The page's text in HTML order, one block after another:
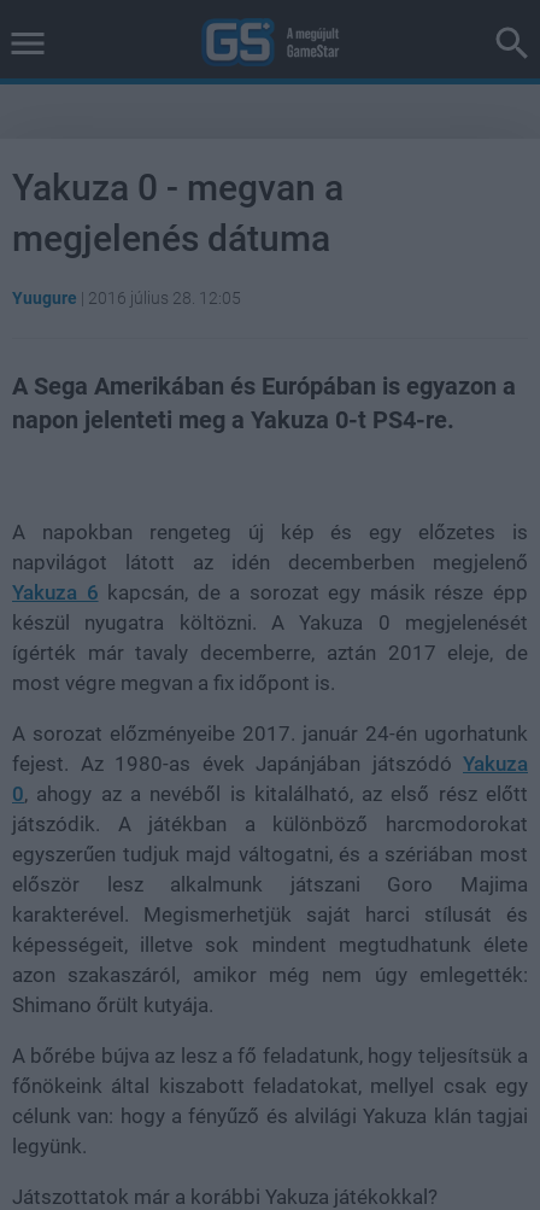
Yakuza 0 - megvan a
megjelenés dátuma
Yuugure | 2016 július 28. 12:05
A Sega Amerikában és Európában is egyazon a
napon jelenteti meg a Yakuza 0-t PS4-re.
A napokban rengeteg új kép és egy előzetes is
napvilágot látott az idén decemberben megjelenő
Yakuza 6 kapcsán, de a sorozat egy másik része épp
készül nyugatra költözni. A Yakuza 0 megjelenését
ígérték már tavaly decemberre, aztán 2017 eleje, de
most végre megvan a fix időpont is.
A sorozat előzményeibe 2017. január 24-én ugorhatunk
fejest. Az 1980-as évek Japánjában játszódó Yakuza
0, ahogy az a nevéből is kitalálható, az első rész előtt
játszódik. A játékban a különböző harcmodorokat
egyszerűen tudjuk majd váltogatni, és a szériában most
először lesz alkalmunk játszani Goro Majima
karakterével. Megismerhetjük saját harci stílusát és
képességeit, illetve sok mindent megtudhatunk élete
azon szakaszáról, amikor még nem úgy emlegették:
Shimano őrült kutyája.
A bőrébe bújva az lesz a fő feladatunk, hogy teljesítsük a
főnökeink által kiszabott feladatokat, mellyel csak egy
célunk van: hogy a fényűző és alvilági Yakuza klán tagjai
legyünk.
Játszottatok már a korábbi Yakuza játékokkal?